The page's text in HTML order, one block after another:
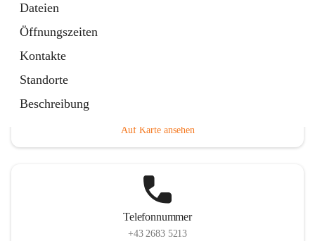
Dateien
Öffnungszeiten
Kontakte
Standorte
Beschreibung
Auf Karte ansehen
Telefonnummer
+43 2683 5213